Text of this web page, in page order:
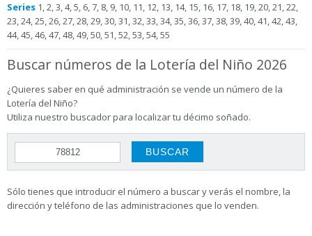
Series 1, 2, 3, 4, 5, 6, 7, 8, 9, 10, 11, 12, 13, 14, 15, 16, 17, 18, 19, 20, 21, 22,
23, 24, 25, 26, 27, 28, 29, 30, 31, 32, 33, 34, 35, 36, 37, 38, 39, 40, 41, 42, 43,
44, 45, 46, 47, 48, 49, 50, 51, 52, 53, 54, 55
Buscar números de la Lotería del Niño 2026
¿Quieres saber en qué administración se vende un número de la
Lotería del Niño?
Utiliza nuestro buscador para localizar tu décimo soñado.
Sólo tienes que introducir el número a buscar y verás el nombre, la
dirección y teléfono de las administraciones que lo venden.